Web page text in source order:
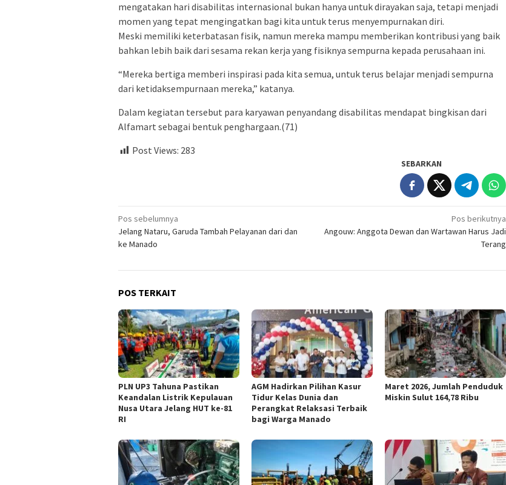
mengatakan hari disabilitas internasional bukan hanya untuk dirayakan saja, tetapi menjadi
momen yang tepat mengingatkan bagi kita untuk terus menyempurnakan diri.
Meski memiliki keterbatasan fisik, namun mereka mampu memberikan kontribusi yang baik
bahkan lebih baik dari sesama rekan kerja yang fisiknya sempurna kepada perusahaan ini.
“Mereka bertiga memberi inspirasi pada kita semua, untuk terus belajar menjadi sempurna
dari ketidaksempurnaan mereka,” katanya.
Dalam kegiatan tersebut para karyawan penyandang disabilitas mendapat bingkisan dari
Alfamart sebagai bentuk penghargaan.(71)
Post Views: 283
SEBARKAN
Navigasi
pos
Pos sebelumnya
Jelang Nataru, Garuda Tambah Pelayanan dari dan
ke Manado
Pos berikutnya
Angouw: Anggota Dewan dan Wartawan Harus Jadi
Terang
POS TERKAIT
PLN UP3 Tahuna Pastikan
Keandalan Listrik Kepulauan
Nusa Utara Jelang HUT ke-81
RI
AGM Hadirkan Pilihan Kasur
Tidur Kelas Dunia dan
Perangkat Relaksasi Terbaik
bagi Warga Manado
Maret 2026, Jumlah Penduduk
Miskin Sulut 164,78 Ribu